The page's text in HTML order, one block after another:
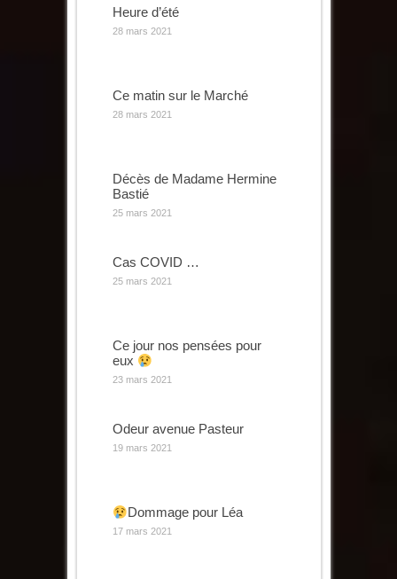
Heure d’été
28 mars 2021
Ce matin sur le Marché
28 mars 2021
Décès de Madame Hermine
Bastié
25 mars 2021
Cas COVID …
25 mars 2021
Ce jour nos pensées pour
eux
23 mars 2021
Odeur avenue Pasteur
19 mars 2021
Dommage pour Léa
17 mars 2021